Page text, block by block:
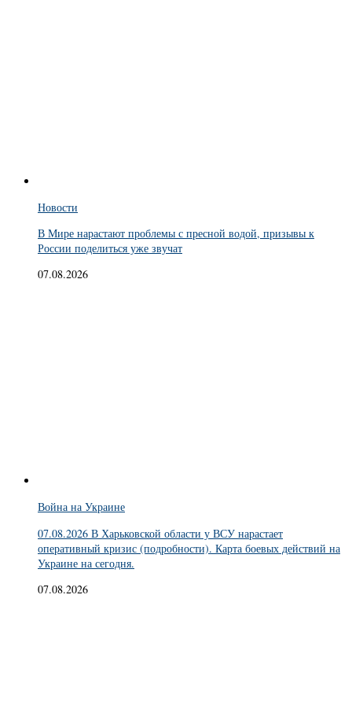
Новости
В Мире нарастают проблемы с пресной водой, призывы к
России поделиться уже звучат
07.08.2026
Война на Украине
07.08.2026 В Харьковской области у ВСУ нарастает
оперативный кризис (подробности). Карта боевых действий на
Украине на сегодня.
07.08.2026